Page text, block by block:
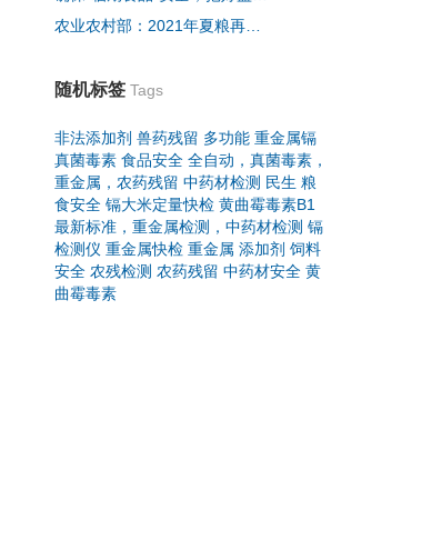
农业农村部：2021年夏粮再获丰收 产量再创历史新高
随机标签 Tags
非法添加剂 兽药残留 多功能 重金属镉
真菌毒素 食品安全 全自动，真菌毒素，
重金属，农药残留 中药材检测 民生 粮
食安全 镉大米定量快检 黄曲霉毒素B1
最新标准，重金属检测，中药材检测 镉
检测仪 重金属快检 重金属 添加剂 饲料
安全 农残检测 农药残留 中药材安全 黄
曲霉毒素